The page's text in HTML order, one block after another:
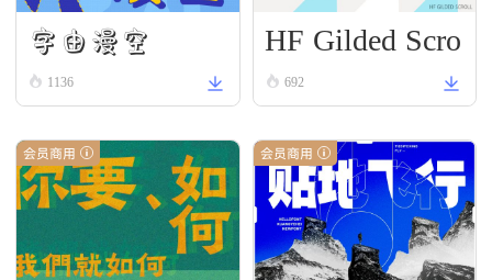
字由漫空
1136
HF Gilded Scro
ll 692
会员商用 会员商用